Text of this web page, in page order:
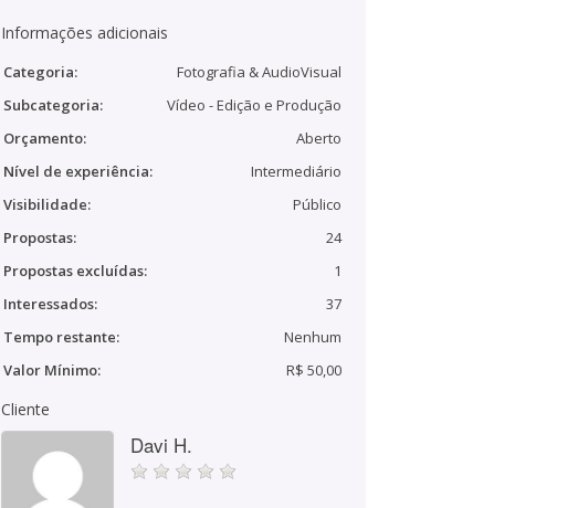
Informações adicionais
Categoria:
Fotografia & AudioVisual
Subcategoria:
Vídeo - Edição e Produção
Orçamento:
Aberto
Nível de experiência:
Intermediário
Visibilidade:
Público
Propostas:
24
Propostas excluídas:
1
Interessados:
37
Tempo restante:
Nenhum
Valor Mínimo:
R$ 50,00
Cliente
Davi H.